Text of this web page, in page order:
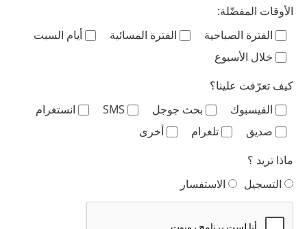
الأوقات المفضّلة:
الفترة الصباحية
الفترة المسائية
أيام السبت
خلال الأسبوع
كيف تعرّفت علينا؟
الفيسبوك
بحث جوجل SMS
انستغرام
صديق
تلغرام
أخرى
ماذا تريد ؟
التسجيل
الاستفسار